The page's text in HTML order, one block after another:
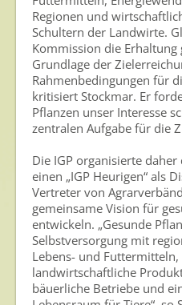
Regionen und
Schultern der Landwirte.
Kommission die Erhaltung
Grundlage der
Rahmenbedingungen für
kritisiert Stockmar. Er
Pflanzen unser Interesse
zentralen Aufgabe für die
Die IGP organisierte
einen „IGP Heurigen“ als
Vertreter von
gemeinsame Vision für
entwickeln. „Gesunde
Selbstversorgung mit
Lebens- und Futtermitteln,
landwirtschaftliche
bäuerliche Betriebe und